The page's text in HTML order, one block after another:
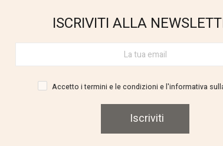
ISCRIVITI ALLA
Iscriviti
Accetto i termini e le condizioni e l'informativa